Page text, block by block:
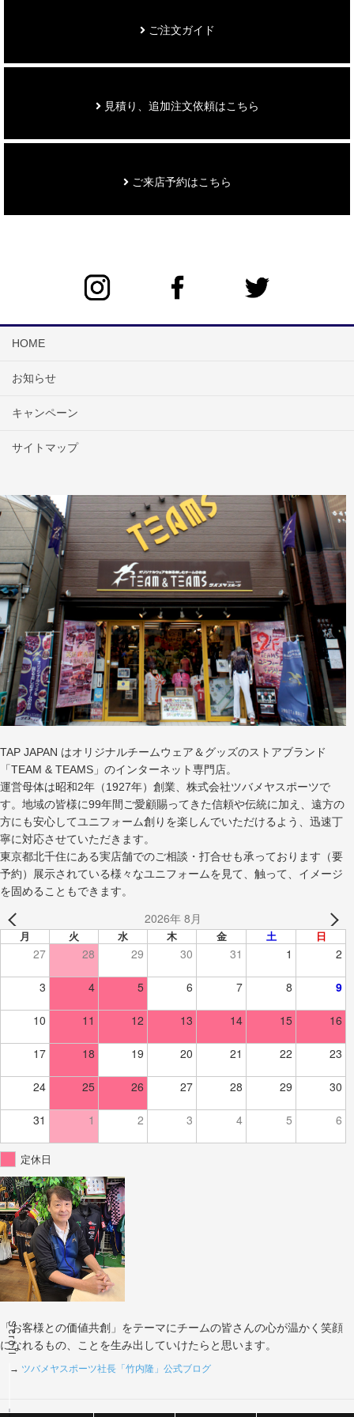
Scroll
ご注文ガイド
見積り、追加注文依頼はこちら
ご来店予約はこちら
HOME
お知らせ
キャンペーン
サイトマップ
TAP JAPAN はオリジナルチームウェア＆グッズのストアブランド
「TEAM & TEAMS」のインターネット専門店。
運営母体は昭和2年（1927年）創業、株式会社ツバメヤスポーツで
す。地域の皆様に99年間ご愛顧賜ってきた信頼や伝統に加え、遠方の
方にも安心してユニフォーム創りを楽しんでいただけるよう、迅速丁
寧に対応させていただきます。
東京都北千住にある実店舗でのご相談・打合せも承っております（要
予約）展示されている様々なユニフォームを見て、触って、イメージ
を固めることもできます。
2026年 8月
月 火 水 木 金 土 日
27 28 29 30 31 1 2
3 4 5 6 7 8 9
10 11 12 13 14 15 16
17 18 19 20 21 22 23
24 25 26 27 28 29 30
31 1 2 3 4 5 6
定休日
「お客様との価値共創」をテーマにチームの皆さんの心が温かく笑顔
になれるもの、ことを生み出していけたらと思います。
→ ツバメヤスポーツ社長「竹内隆」公式ブログ